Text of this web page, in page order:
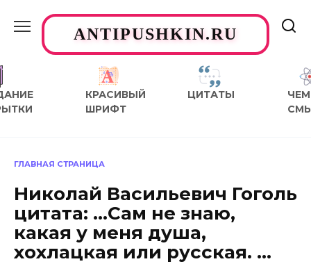
содержаниюANTIPUSHKIN.RU
КРАСИВЫЙ
ШРИФТ
ЦИТАТЫ
ЧЕМ
ГЛАВНАЯ СТРАНИЦА
Николай Васильевич Гоголь
цитата: …Сам не знаю,
какая у меня душа,
хохлацкая или русская. …